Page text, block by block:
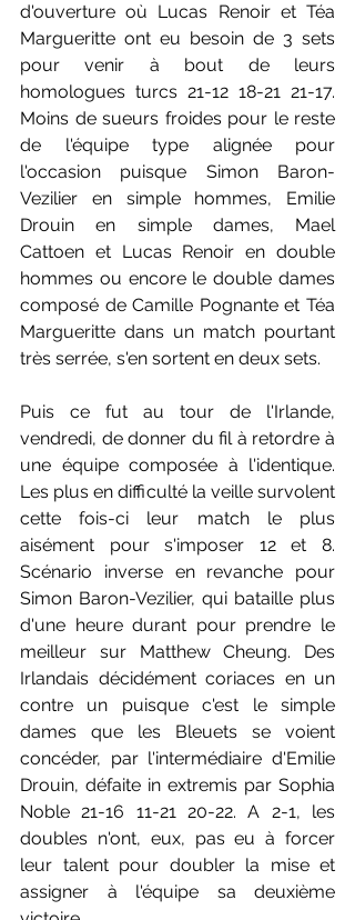
d'ouverture où Lucas Renoir et Téa
Margueritte ont eu besoin de 3 sets
pour venir à bout de leurs
homologues turcs 21-12 18-21 21-17.
Moins de sueurs froides pour le reste
de l'équipe type alignée pour
l'occasion puisque Simon Baron-
Vezilier en simple hommes, Emilie
Drouin en simple dames, Mael
Cattoen et Lucas Renoir en double
hommes ou encore le double dames
composé de Camille Pognante et Téa
Margueritte dans un match pourtant
très serrée, s'en sortent en deux sets.
Puis ce fut au tour de l'Irlande,
vendredi, de donner du fil à retordre à
une équipe composée à l'identique.
Les plus en difficulté la veille survolent
cette fois-ci leur match le plus
aisément pour s'imposer 12 et 8.
Scénario inverse en revanche pour
Simon Baron-Vezilier, qui bataille plus
d'une heure durant pour prendre le
meilleur sur Matthew Cheung. Des
Irlandais décidément coriaces en un
contre un puisque c'est le simple
dames que les Bleuets se voient
concéder, par l'intermédiaire d'Emilie
Drouin, défaite in extremis par Sophia
Noble 21-16 11-21 20-22. A 2-1, les
doubles n'ont, eux, pas eu à forcer
leur talent pour doubler la mise et
assigner à l'équipe sa deuxième